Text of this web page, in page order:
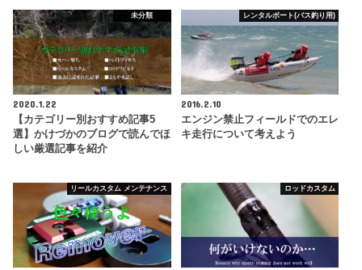
未分類
2020.1.22
【カテゴリー別おすすめ記事5
選】かけづかのブログで読んでほ
しい厳選記事を紹介
レンタルボート(バス釣り用)
2016.2.10
エンジン禁止フィールドでのエレ
キ走行について考えよう
リールカスタム メンテナンス ロッドカスタム